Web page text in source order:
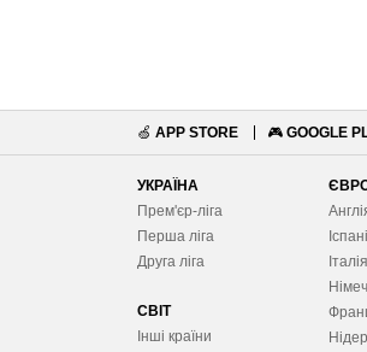
🍏 APP STORE 🎮 GOOGLE
УКРАЇНА
Прем'єр-ліга
Перша ліга
Друга ліга
СВІТ
Інші країни
Італія